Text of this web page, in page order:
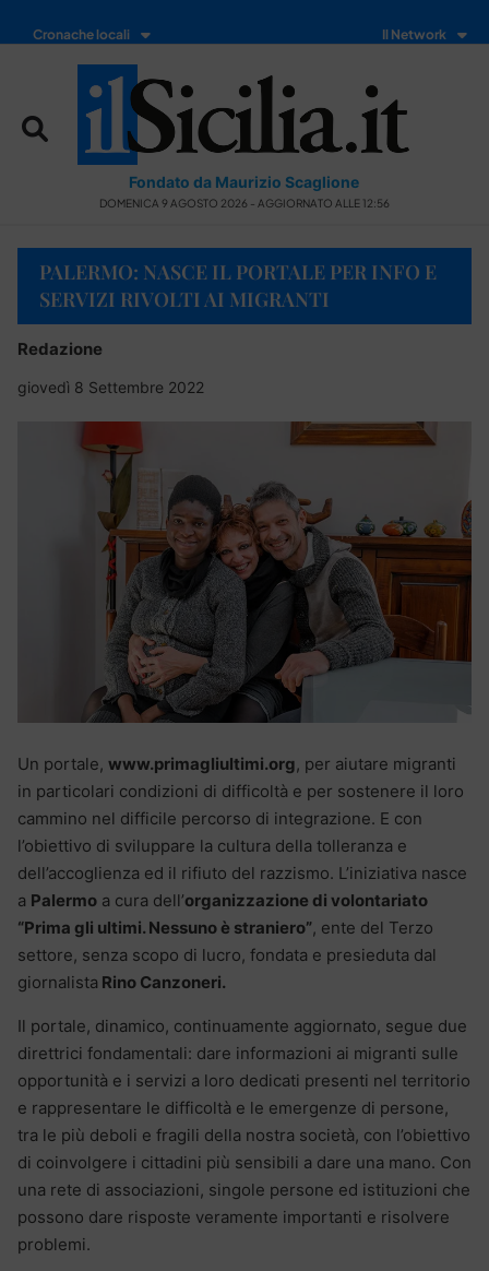
Cronache locali Il Network
Fondato da Maurizio Scaglione
DOMENICA 9 AGOSTO 2026 - AGGIORNATO ALLE 12:56
PALERMO: NASCE IL PORTALE PER INFO E
SERVIZI RIVOLTI AI MIGRANTI
Redazione
giovedì 8 Settembre 2022
Un portale, www.primagliultimi.org, per aiutare migranti
in particolari condizioni di difficoltà e per sostenere il loro
cammino nel difficile percorso di integrazione. E con
l’obiettivo di sviluppare la cultura della tolleranza e
dell’accoglienza ed il rifiuto del razzismo. L’iniziativa nasce
a Palermo a cura dell’organizzazione di volontariato
“Prima gli ultimi. Nessuno è straniero”, ente del Terzo
settore, senza scopo di lucro, fondata e presieduta dal
giornalista Rino Canzoneri.
Il portale, dinamico, continuamente aggiornato, segue due
direttrici fondamentali: dare informazioni ai migranti sulle
opportunità e i servizi a loro dedicati presenti nel territorio
e rappresentare le difficoltà e le emergenze di persone,
tra le più deboli e fragili della nostra società, con l’obiettivo
di coinvolgere i cittadini più sensibili a dare una mano. Con
una rete di associazioni, singole persone ed istituzioni che
possono dare risposte veramente importanti e risolvere
problemi.